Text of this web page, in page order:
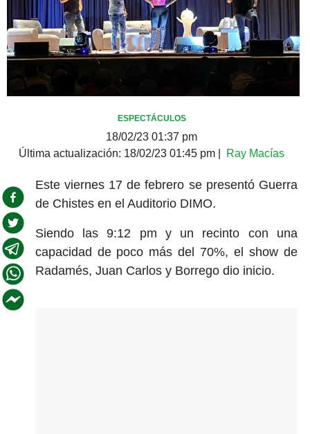
ESPECTÁCULOS
18/02/23 01:37 pm
Última actualización: 18/02/23 01:45 pm Ray Macías
Este viernes 17 de febrero se presentó Guerra
de Chistes en el Auditorio DIMO.
Siendo las 9:12 pm y un recinto con una
capacidad de poco más del 70%, el show de
Radamés, Juan Carlos y Borrego dio inicio.